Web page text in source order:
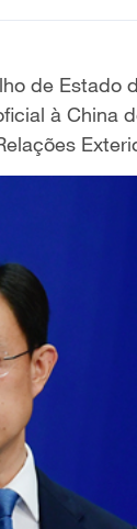
de Estado
à China